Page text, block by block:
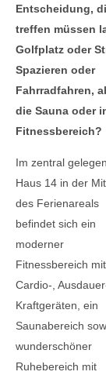
Entscheidung,
treffen müssen
Golfplatz oder
Spazieren oder
Fahrradfahren,
die Sauna oder
Fitnessbereich?
Im zentral
Haus 14 in der
des Ferienareals
befindet sich ein
moderner
Fitnessbereich mit
Cardio-,
Kraftgeräten, ein
Saunabereich
wunderschöner
Ruhebereich mit